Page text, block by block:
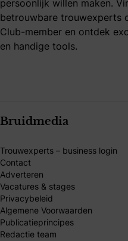
persoonlijk willen maken.
betrouwbare trouwexperts
Club-member en ontdek
en handige tools.
Bruidmedia
Trouwexperts – business login
Contact
Adverteren
Vacatures & stages
Privacybeleid
Algemene Voorwaarden
Publicatieprincipes
Redactie team